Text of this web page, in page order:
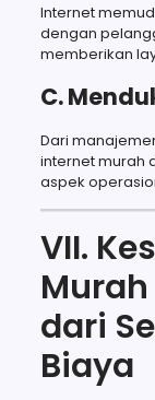
Internet
dengan
memberikan
C.
Dari
internet murah
aspek
VII.
dari
Biaya